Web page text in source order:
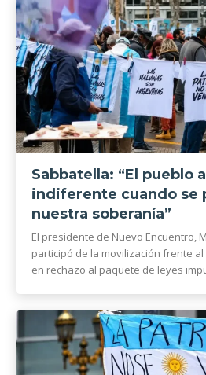
Sabbatella: “El pueblo
indiferente cuando se
nuestra soberanía”
El presidente de Nuevo Encuentro,
participó de la movilización frente
en rechazo al paquete de leyes